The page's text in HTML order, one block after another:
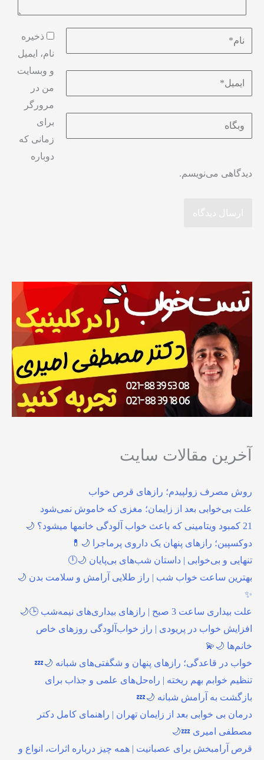
ذخیره
نام، ایمیل
و وبسایت
من در
مرورگر
برای
زمانی که
دوباره
دیدگاهی می‌نویسم.
آخرین مقالات سایت
روش مصرف زولپیدم؛ رازهای قرص خواب
علت بی‌خوابی بعد از زایمان؛ مغزی که خاموش نمی‌شود
21 کمبود ویتامینی که باعث خواب آلودگی خانمها میشود؟ 🌙
دوکسپین؛ رازهای پنهان یک داروی پرماجرا 🌙💊
تنهایی و بی‌خوابی | داستان شب‌های بی‌پایان 🌙🕛
بهترین ساعت خواب شب | راز طلایی آرامش و سلامت بدن 🌙
✨
علت بیداری ساعت 3 صبح | رازهای بیداری‌های نیمه‌شب 🕒🌙
افزایش خواب در پریودی | راز خواب‌آلودگی روزهای خاص
خانم‌ها 🌙💫
خواب در قاعدگی؛ رازهای پنهان و شگفتی‌های شبانه 🌙💤
تنظیم خوابم بهم ریخته | راه‌حل‌های علمی و جذاب برای
بازگشت به آرامش شبانه 🌙💤
درمان بی خوابی بعد از زایمان تهران | راهنمای کامل دکتر
مصطفی امیری 💤🌙
قرص آرامبخش برای عصبانیت | همه چیز درباره اثرات، انواع و